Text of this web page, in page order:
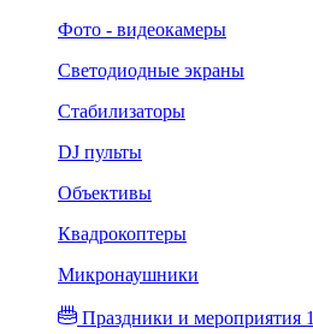
Фото - видеокамеры
Светодиодные экраны
Стабилизаторы
DJ пульты
Объективы
Квадрокоптеры
Микронаушники
Праздники и мероприятия 1